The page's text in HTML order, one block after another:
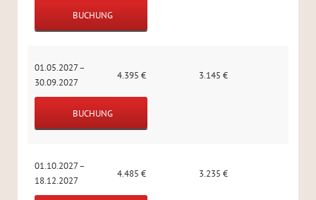
BUCHUNG
01.05.2027 –
30.09.2027
4.395 € 3.145 €
BUCHUNG
01.10.2027 –
18.12.2027
4.485 € 3.235 €